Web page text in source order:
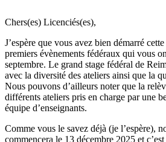
Chers(es) Licenciés(es),
J’espère que vous avez bien démarré
premiers évènements fédéraux qui vous
septembre. Le grand stage fédéral de
avec la diversité des ateliers ainsi que la
Nous pouvons d’ailleurs noter que la
différents ateliers pris en charge par une
équipe d’enseignants.
Comme vous le savez déjà (je l’espère),
commencera le 13 décembre 2025 et